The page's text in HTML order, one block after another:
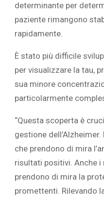
determinante per
paziente rimangono
rapidamente.
È stato più difficile
per visualizzare la tau,
sua minore
particolarmente
“Questa scoperta è
gestione
che prendono di mira
risultati positivi. Anche
prendono di mira la
promettenti. Rilevando